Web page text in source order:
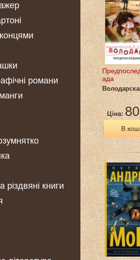
романи
різдвяні книги
ада
Ціна:
В